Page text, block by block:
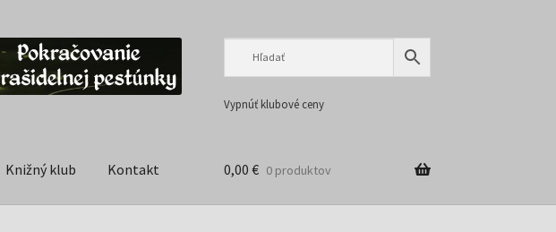
Vypnúť klubové ceny
Knižný klub Kontakt 0,00 € 0 produktov